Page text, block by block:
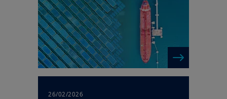
26/02/2026